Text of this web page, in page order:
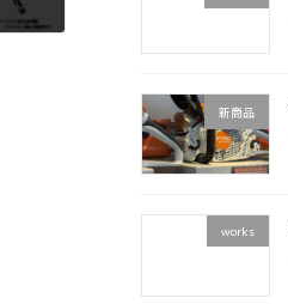
新商品
works